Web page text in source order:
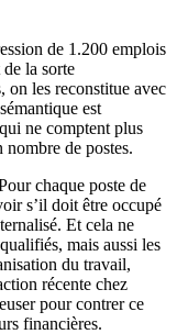
de 1.200 emplois
la sorte
on les reconstitue avec
est
ne comptent plus
de postes.
chaque poste de
s’il doit être occupé
Et cela ne
mais aussi les
du travail,
récente chez
pour contrer ce
financières.